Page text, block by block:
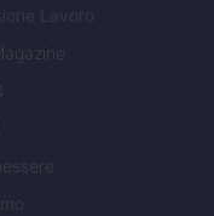
Lavoro